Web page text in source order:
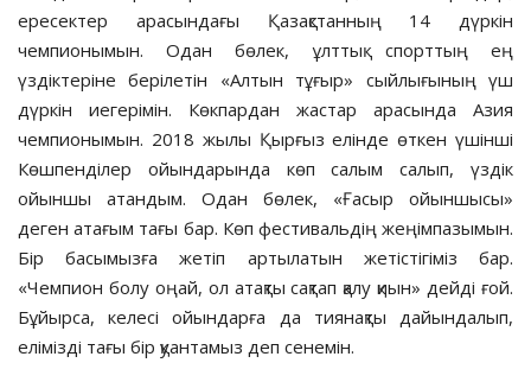
ересектер арасындағы Қазақстан­ның 14 дүркін
чемпионымын. Одан бөлек, ұлттық спорттың ең
үздіктеріне берілетін «Алтын тұғыр» сыйлығының үш
дүркін иегерімін. Көкпардан жастар арасында Азия
чемпионымын. 2018 жылы Қырғыз елінде өткен үшінші
Көшпенділер ойын­дарында көп салым салып, үздік
ойыншы атандым. Одан бөлек, «Ғасыр ойыншысы»
деген атағым тағы бар. Көп фестивальдің жеңім­пазымын.
Бір басымызға жетіп артылатын жетістігіміз бар.
«Чемпион болу оңай, ол атақты сақтап қалу қиын» дейді ғой.
Бұйырса, келесі ойындарға да тия­нақ­ты дайындалып,
елімізді тағы бір қуантамыз деп сенемін.